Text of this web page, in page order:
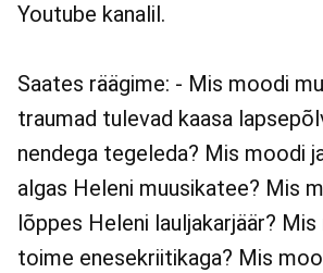
Youtube kanalil.
Saates räägime: - Mis moodi
traumad tulevad kaasa
nendega tegeleda? Mis moodi
algas Heleni muusikatee? Mis
lõppes Heleni lauljakarjäär?
toime enesekriitikaga? Mis